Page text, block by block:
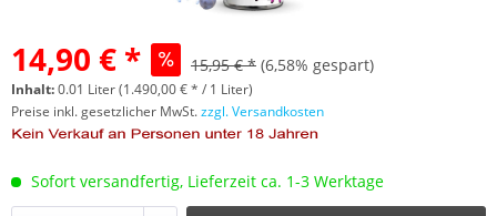
14,90 € * 15,95 € * (6,58% gespart)
Inhalt:0.01 Liter (1.490,00 € * / 1 Liter)
Preise inkl. gesetzlicher MwSt.zzgl. Versandkosten
Sofort versandfertig, Lieferzeit ca. 1-3 Werktage